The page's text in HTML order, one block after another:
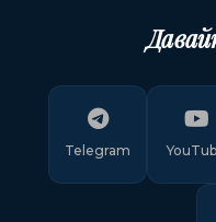
Telegram